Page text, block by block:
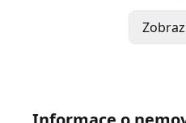
výměře 562 m² možné
se zastavěnou plochou
o velikosti 362 m²